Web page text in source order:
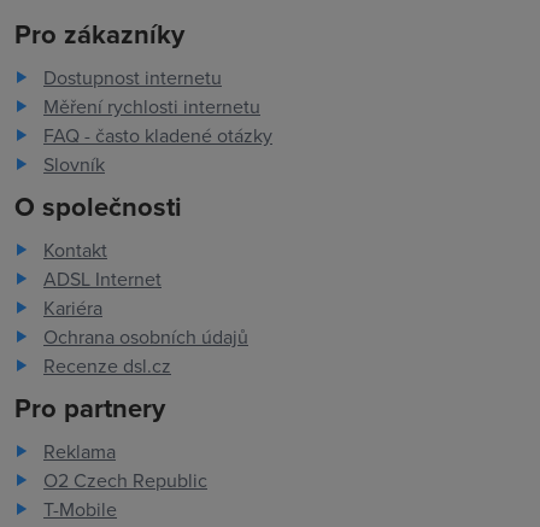
Pro zákazníky
Dostupnost internetu
Měření rychlosti internetu
FAQ - často kladené otázky
Slovník
O společnosti
Kontakt
ADSL Internet
Kariéra
Ochrana osobních údajů
Recenze dsl.cz
Pro partnery
Reklama
O2 Czech Republic
T-Mobile